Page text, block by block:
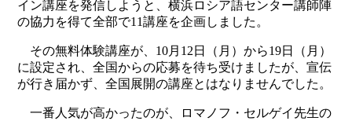
イン講座を発信しようと、横浜ロシア語センター講師陣
の協力を得て全部で11講座を企画しました。
その無料体験講座が、10月12日（月）から19日（月）
に設定され、全国からの応募を待ち受けましたが、宣伝
が行き届かず、全国展開の講座とはなりませんでした。
一番人気が高かったのが、ロマノフ・セルゲイ先生の